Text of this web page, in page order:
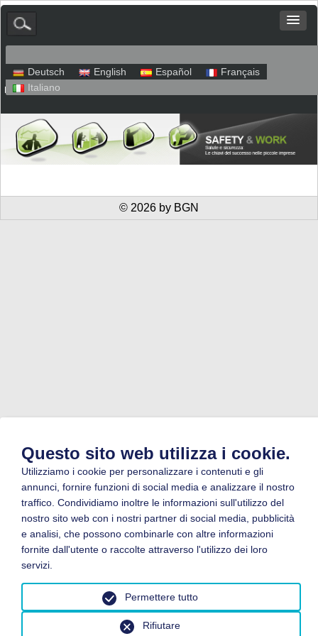
Deutsch English Español
Français
Italiano
Mappa del sito
© 2026 by BGN
Questo sito web utilizza i cookie.
Utilizziamo i cookie per personalizzare i contenuti e gli
annunci, fornire funzioni di social media e analizzare il nostro
traffico. Condividiamo inoltre le informazioni sull'utilizzo del
nostro sito web con i nostri partner di social media, pubblicità
e analisi, che possono combinarle con altre informazioni
fornite dall'utente o raccolte attraverso l'utilizzo dei loro
servizi.
Rifiutare
Permettere tutto